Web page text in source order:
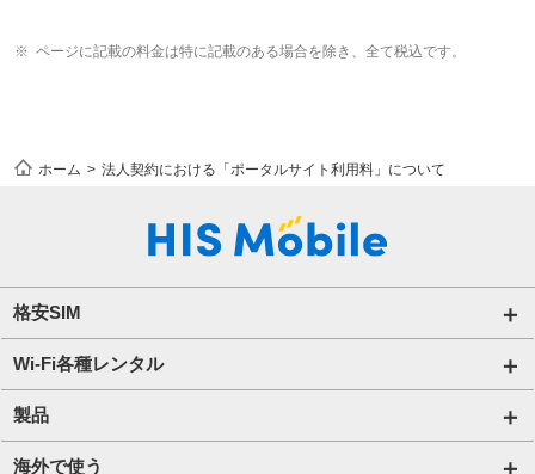
ページに記載の料金は特に記載のある場合を除き、全て税込です。
ホーム 法人契約における「ポータルサイト利用料」について
格安SIM
国内通信SIM一覧
自由自在2.0プラン
ビタッ！プラン
Wi-Fi各種レンタル
法人のお客様トップページ
海外短期レンタル HIS Wi-Fi
製品
オンラインショップ
海外で使う